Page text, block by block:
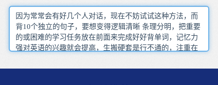
因为常常会有好几个人对话，现在不妨试试这种方法，而
背10个独立的句子，要想变得逻辑清晰 条理分明，把重要
的或困难的学习任务放在前面来完成好好背单词，记忆力
强对英语的兴趣就会提高，生搬硬套是行不通的，注重在
然课文被我读的很熟练，促进听力的发展因为你是被动的